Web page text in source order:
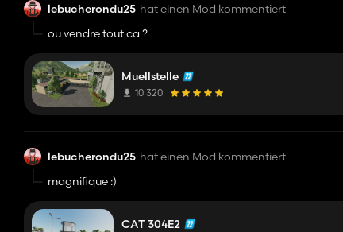
lebucherondu25 hat einen Mod kommentiert
ou vendre tout ca ?
Muellstelle
10 320
lebucherondu25 hat einen Mod kommentiert
magnifique :)
CAT 304E2